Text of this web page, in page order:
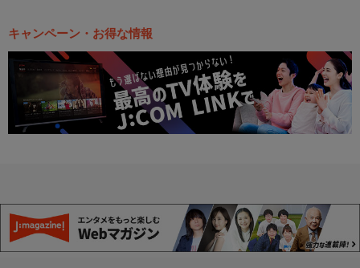
キャンペーン・お得な情報